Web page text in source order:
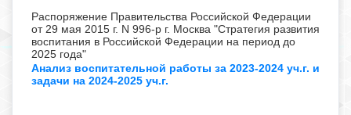
Распоряжение Правительства Российской Федерации
от 29 мая 2015 г. N 996-р г. Москва "Стратегия развития
воспитания в Российской Федерации на период до
2025 года"
Анализ воспитательной работы за 2023-2024 уч.г. и
задачи на 2024-2025 уч.г.